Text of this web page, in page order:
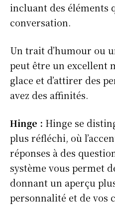
incluant des éléments
conversation.
Un trait d’humour ou
peut être un excellent
glace et d’attirer des
avez des affinités.
Hinge : Hinge se
plus réfléchi, où
réponses à des
système vous permet
donnant un aperçu
personnalité et de vos